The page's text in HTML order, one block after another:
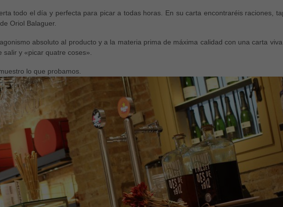
todo el día y perfecta para picar a todas horas. En su carta encontraréis raciones,
Oriol Balaguer.
absoluto al producto y a la materia prima de máxima calidad con una carta
y «picar quatre coses».
lo que probamos.